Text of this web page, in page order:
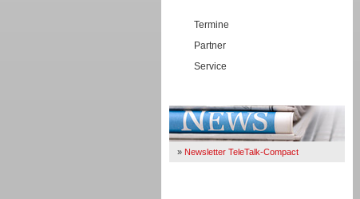
Termine
Partner
Service
» Newsletter TeleTalk-Compact